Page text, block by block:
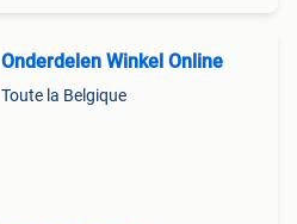
Onderdelen Winkel Online
Toute la Belgique